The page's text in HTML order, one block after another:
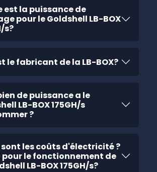
est la puissance de
pour le Goldshell LB-BOX
s?
le fabricant de la LB-BOX?
de puissance a le
LB-BOX 175GH/s
?
sont les coûts d'électricité ?
pour le fonctionnement de
LB-BOX 175GH/s?